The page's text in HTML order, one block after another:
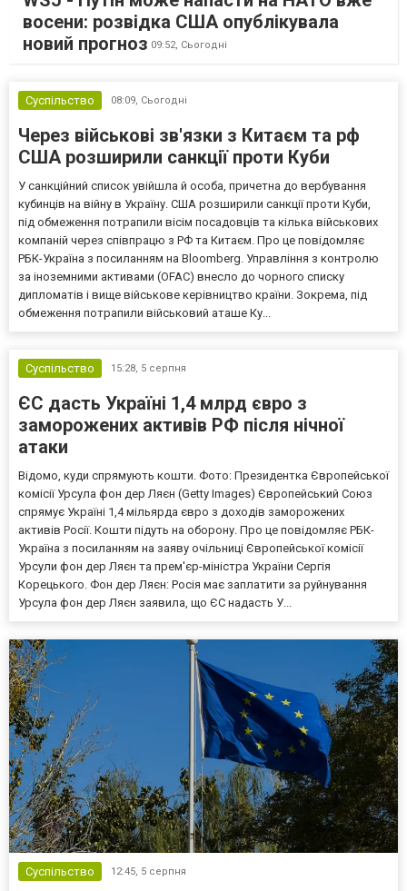
восени: розвідка США опублікувала
новий прогноз 09:52, Сьогодні
Суспільство 08:09, Сьогодні
Через військові зв'язки з Китаєм та рф
США розширили санкції проти Куби
У санкційний список увійшла й особа, причетна до вербування
кубинців на війну в Україну. США розширили санкції проти Куби,
під обмеження потрапили вісім посадовців та кілька військових
компаній через співпрацю з РФ та Китаєм. Про це повідомляє
РБК-Україна з посиланням на Bloomberg. Управління з контролю
за іноземними активами (OFAC) внесло до чорного списку
дипломатів і вище військове керівництво країни. Зокрема, під
обмеження потрапили військовий аташе Ку...
Суспільство 15:28, 5 серпня
ЄС дасть Україні 1,4 млрд євро з
заморожених активів РФ після нічної
атаки
Відомо, куди спрямують кошти. Фото: Президентка Європейської
комісії Урсула фон дер Ляєн (Getty Images) Європейський Союз
спрямує Україні 1,4 мільярда євро з доходів заморожених
активів Росії. Кошти підуть на оборону. Про це повідомляє РБК-
Україна з посиланням на заяву очільниці Європейської комісії
Урсули фон дер Ляєн та прем'єр-міністра України Сергія
Корецького. Фон дер Ляєн: Росія має заплатити за руйнування
Урсула фон дер Ляєн заявила, що ЄС надасть У...
Суспільство 12:45, 5 серпня